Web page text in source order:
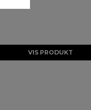
VIS PRODUKT